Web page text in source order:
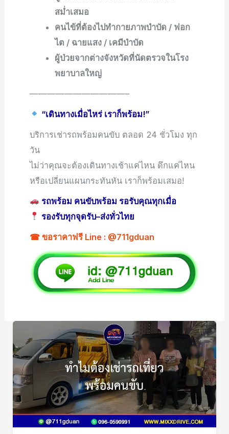
สม่ำเสมอ
คนไข้ที่ต้องไปทำกายภาพบำบัด / ฟอก
ไต / ฉายแสง / เคมีบำบัด
ผู้ป่วยจากต่างจังหวัดที่นัดตรวจในโรง
พยาบาลใหญ่
———————————–
“เดินทางเมื่อไหร่ เราก็พร้อม!”
บริการเช่ารถพร้อมคนขับ ตลอด 24 ชั่วโมง ทุก
วัน
ไม่ว่าคุณจะต้องเดินทางเช้าแค่ไหน ดึกแค่ไหน
หรือเปลี่ยนแผนกระทันหัน เราก็พร้อมเสมอ!
รถพร้อม คนขับพร้อม รอรับคุณทุกเมื่อ
รองรับทุกจุดรับ–ส่งทั่วไทย
☎ ขอราคาฟรี Line : @711gduan
บริการ
รถ
ส่ง